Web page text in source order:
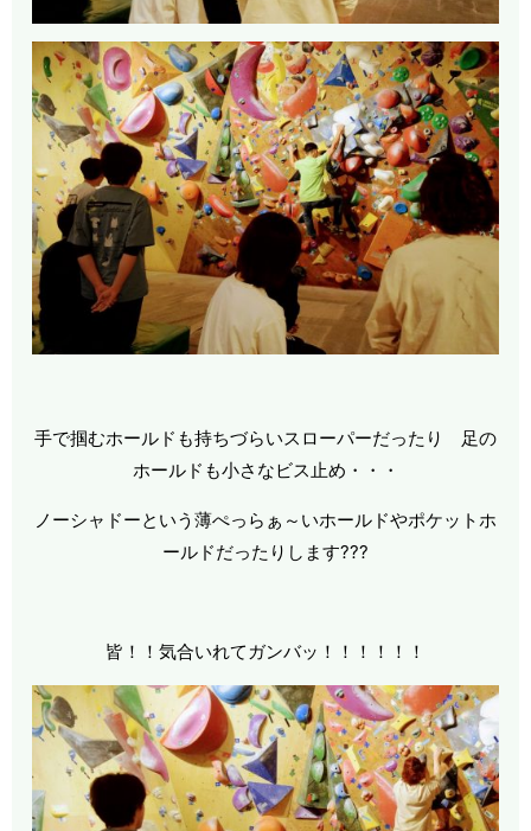
手で掴むホールドも持ちづらいスローパーだったり 足の
ホールドも小さなビス止め・・・
ノーシャドーという薄ぺっらぁ～いホールドやポケットホ
ールドだったりします???
皆！！気合いれてガンバッ！！！！！！